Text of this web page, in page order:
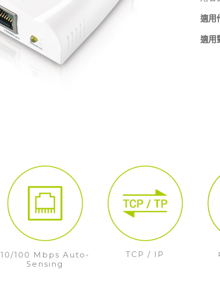
適用
適用
10/100 Mbps Auto-
Sensing
TCP / IP